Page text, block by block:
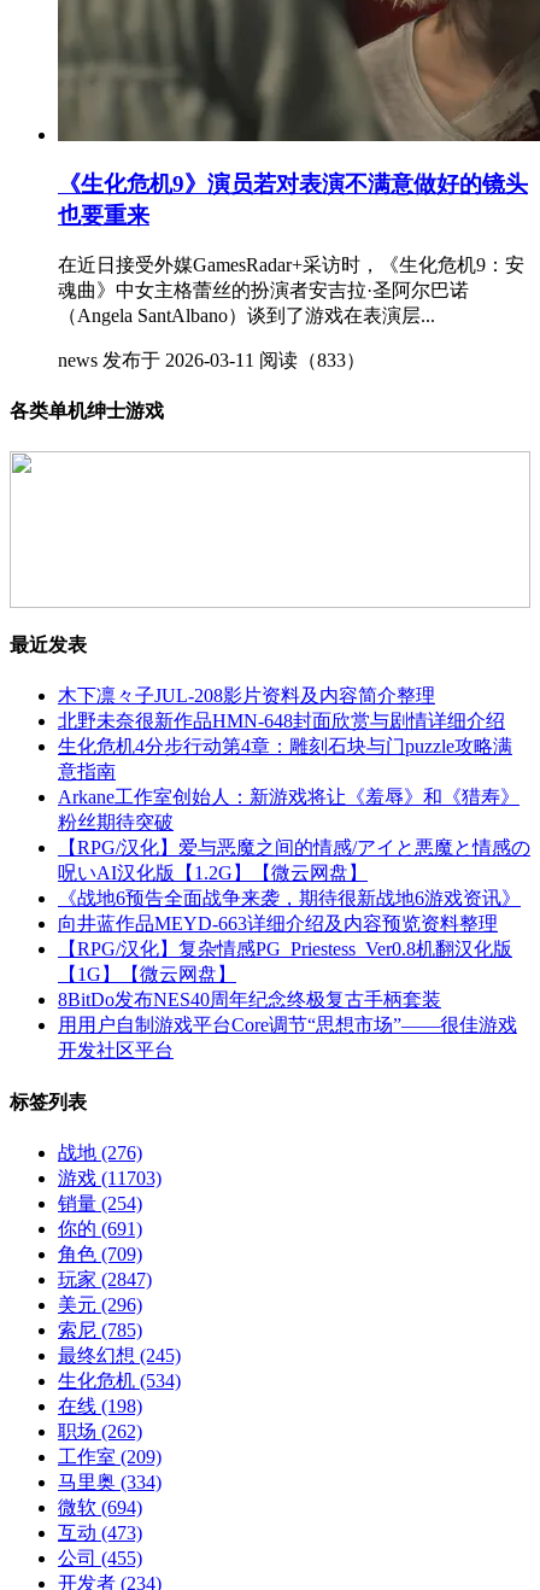
《生化危机9》演员若对表演不满意做好的镜头
也要重来
在近日接受外媒GamesRadar+采访时，《生化危机9：安
魂曲》中女主格蕾丝的扮演者安吉拉·圣阿尔巴诺
（Angela SantAlbano）谈到了游戏在表演层...
news 发布于 2026-03-11 阅读（833）
各类单机绅士游戏
最近发表
木下凛々子JUL-208影片资料及内容简介整理
北野未奈很新作品HMN-648封面欣赏与剧情详细介绍
生化危机4分步行动第4章：雕刻石块与门puzzle攻略满
意指南
Arkane工作室创始人：新游戏将让《羞辱》和《猎寿》
粉丝期待突破
【RPG/汉化】爱与恶魔之间的情感/アイと悪魔と情感の
呪いAI汉化版【1.2G】【微云网盘】
《战地6预告全面战争来袭，期待很新战地6游戏资讯》
向井蓝作品MEYD-663详细介绍及内容预览资料整理
【RPG/汉化】复杂情感PG_Priestess_Ver0.8机翻汉化版
【1G】【微云网盘】
8BitDo发布NES40周年纪念终极复古手柄套装
用用户自制游戏平台Core调节“思想市场”——很佳游戏
开发社区平台
标签列表
战地 (276)
游戏 (11703)
销量 (254)
你的 (691)
角色 (709)
玩家 (2847)
美元 (296)
索尼 (785)
最终幻想 (245)
生化危机 (534)
在线 (198)
职场 (262)
工作室 (209)
马里奥 (334)
微软 (694)
互动 (473)
公司 (455)
开发者 (234)